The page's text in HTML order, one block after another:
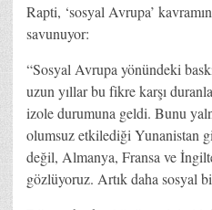
Rapti, ‘sosyal Avrupa’
savunuyor:
“Sosyal Avrupa yönündeki
uzun yıllar bu fikre karşı
izole durumuna geldi. Bunu
olumsuz etkilediği Yunanistan
değil, Almanya, Fransa ve
gözlüyoruz. Artık daha sosyal